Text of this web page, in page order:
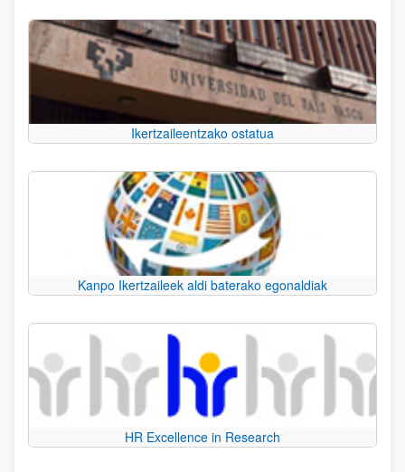
Ikertzaileentzako ostatua
Kanpo Ikertzaileek aldi baterako egonaldiak
HR Excellence in Research